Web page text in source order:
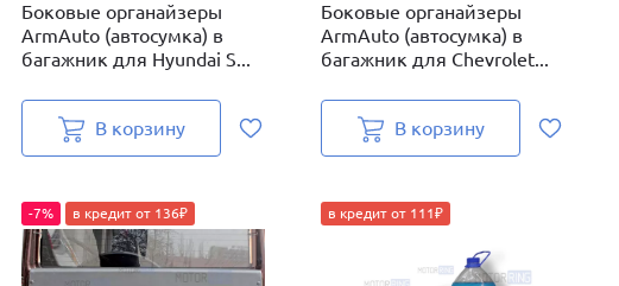
Боковые органайзеры
ArmAuto (автосумка) в
багажник для Hyundai S...
В корзину
Боковые органайзеры
ArmAuto (автосумка) в
багажник для Chevrolet...
В корзину
-7% в кредит от 136₽ в кредит от 111₽